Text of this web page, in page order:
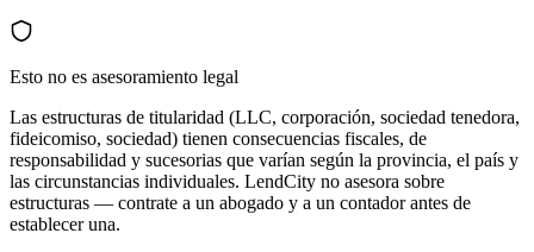
Esto no es asesoramiento legal
Las estructuras de titularidad (LLC, corporación, sociedad tenedora,
fideicomiso, sociedad) tienen consecuencias fiscales, de
responsabilidad y sucesorias que varían según la provincia, el país y
las circunstancias individuales. LendCity no asesora sobre
estructuras — contrate a un abogado y a un contador antes de
establecer una.